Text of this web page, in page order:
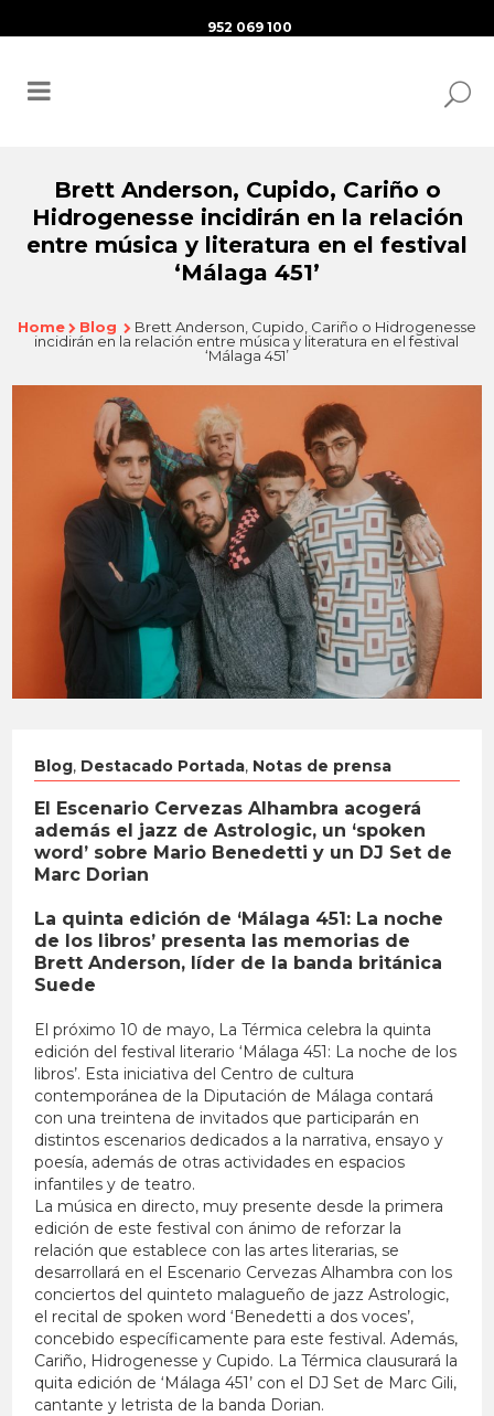
952 069 100
Brett Anderson, Cupido, Cariño o
Hidrogenesse incidirán en la relación
entre música y literatura en el festival
‘Málaga 451’
Home Blog
Brett Anderson, Cupido, Cariño o Hidrogenesse
incidirán en la relación entre música y literatura en el festival
‘Málaga 451’
Blog, Destacado Portada, Notas de prensa
El Escenario Cervezas Alhambra acogerá
además el jazz de Astrologic, un ‘spoken
word’ sobre Mario Benedetti y un DJ Set de
Marc Dorian
La quinta edición de ‘Málaga 451: La noche
de los libros’ presenta las memorias de
Brett Anderson, líder de la banda británica
Suede
El próximo 10 de mayo, La Térmica celebra la quinta
edición del festival literario ‘Málaga 451: La noche de los
libros’. Esta iniciativa del Centro de cultura
contemporánea de la Diputación de Málaga contará
con una treintena de invitados que participarán en
distintos escenarios dedicados a la narrativa, ensayo y
poesía, además de otras actividades en espacios
infantiles y de teatro.
La música en directo, muy presente desde la primera
edición de este festival con ánimo de reforzar la
relación que establece con las artes literarias, se
desarrollará en el Escenario Cervezas Alhambra con los
conciertos del quinteto malagueño de jazz Astrologic,
el recital de spoken word ‘Benedetti a dos voces’,
concebido específicamente para este festival. Además,
Cariño, Hidrogenesse y Cupido. La Térmica clausurará la
quita edición de ‘Málaga 451’ con el DJ Set de Marc Gili,
cantante y letrista de la banda Dorian.